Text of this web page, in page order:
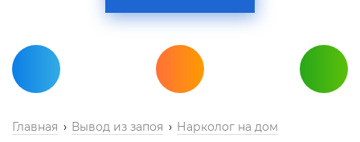
Главная Вывод из запоя Нарколог на дом